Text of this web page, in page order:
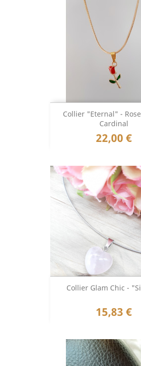
Collier "Eternal" -
Cardinal
Prix
22,00 €
Collier Glam Chic -
Prix
15,83 €